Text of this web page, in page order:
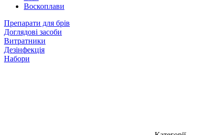
Воскоплави
Препарати для брів
Доглядові засоби
Витратники
Дезінфекція
Набори